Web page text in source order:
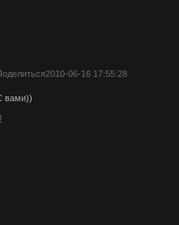
2010-06-16 17:55:28
вами))